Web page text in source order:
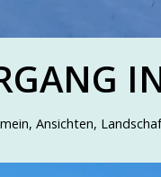
, Ansichten,